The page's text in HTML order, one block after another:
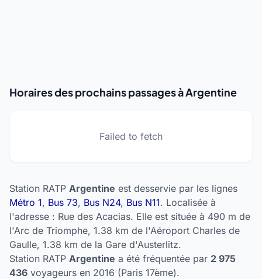
Horaires des prochains passages à Argentine
Failed to fetch
Station RATP Argentine est desservie par les lignes
Métro 1, Bus 73, Bus N24, Bus N11. Localisée à
l'adresse : Rue des Acacias. Elle est située à 490 m de
l'Arc de Triomphe, 1.38 km de l'Aéroport Charles de
Gaulle, 1.38 km de la Gare d'Austerlitz.
Station RATP Argentine a été fréquentée par 2 975
436 voyageurs en 2016 (Paris 17ème).